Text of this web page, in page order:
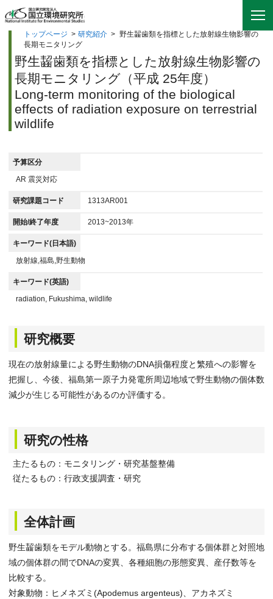
トップページ > 研究紹介 > 野生齧歯類を指標とした放射線生物影響の
長期モニタリング
野生齧歯類を指標とした放射線生物影響の
長期モニタリング（平成 25年度）
Long-term monitoring of the biological
effects of radiation exposure on terrestrial
wildlife
予算区分
AR 震災対応
研究課題コード 1313AR001
開始/終了年度 2013~2013年
キーワード(日本語)
放射線,福島,野生動物
キーワード(英語)
radiation, Fukushima, wildlife
研究概要
現在の放射線量による野生動物のDNA損傷程度と繁殖への影響を
把握し、今後、福島第一原子力発電所周辺地域で野生動物の個体数
減少が生じる可能性があるのか評価する。
研究の性格
主たるもの：モニタリング・研究基盤整備
従たるもの：行政支援調査・研究
全体計画
野生齧歯類をモデル動物とする。福島県に分布する個体群と対照地
域の個体群の間でDNAの変異、各種細胞の形態変異、産仔数等を
比較する。
対象動物：ヒメネズミ(Apodemus argenteus)、アカネズミ